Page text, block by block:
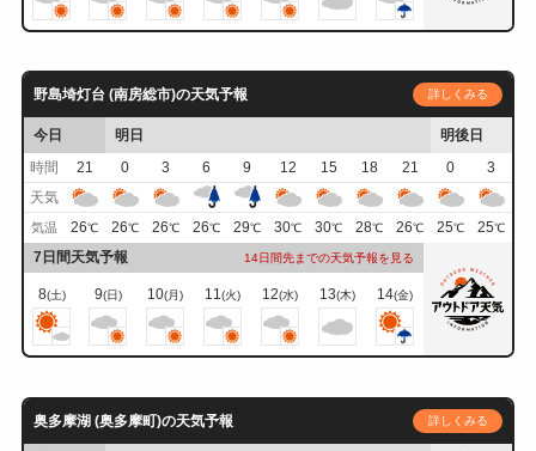
野島埼灯台 (南房総市)の天気予報 詳しくみる
今日 明日
明後日
時間
21 0 3 6 9 12 15 18 21 0
3
天気
気温 26℃ 26℃ 26℃ 26℃ 29℃ 30℃ 30℃ 28℃ 26℃ 25℃ 25℃
7日間天気予報 14日間先までの天気予報を見る
8(土) 9(日) 10(月) 11(火) 12(水) 13(木) 14(金)
奥多摩湖 (奥多摩町)の天気予報 詳しくみる